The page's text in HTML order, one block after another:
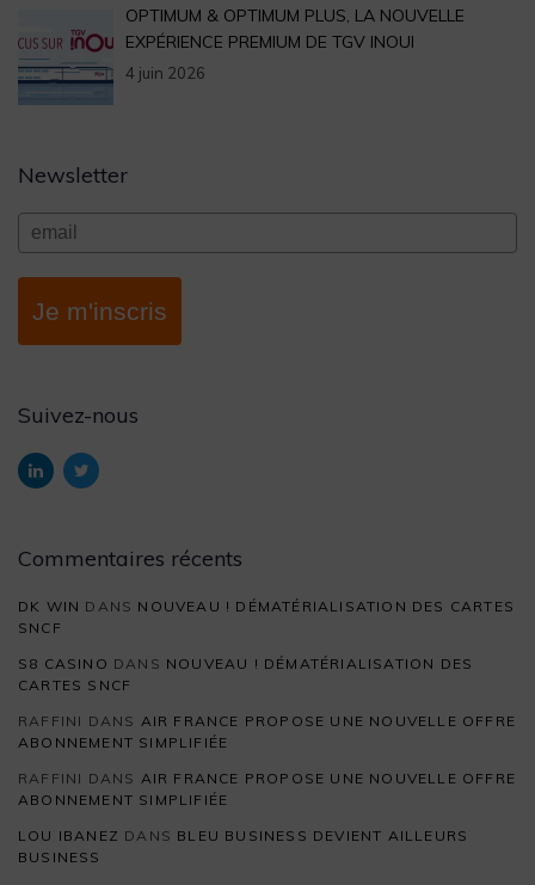
OPTIMUM & OPTIMUM PLUS, LA NOUVELLE
EXPÉRIENCE PREMIUM DE TGV INOUI
4 juin 2026
Newsletter
Je m'inscris
Suivez-nous
Commentaires récents
DK WIN DANS NOUVEAU ! DÉMATÉRIALISATION DES CARTES
SNCF
S8 CASINO DANS NOUVEAU ! DÉMATÉRIALISATION DES
CARTES SNCF
RAFFINI DANS AIR FRANCE PROPOSE UNE NOUVELLE OFFRE
ABONNEMENT SIMPLIFIÉE
RAFFINI DANS AIR FRANCE PROPOSE UNE NOUVELLE OFFRE
ABONNEMENT SIMPLIFIÉE
LOU IBANEZ DANS BLEU BUSINESS DEVIENT AILLEURS
BUSINESS